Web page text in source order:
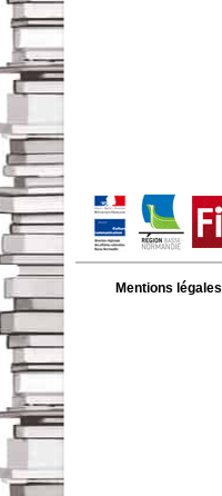
Mentions légales